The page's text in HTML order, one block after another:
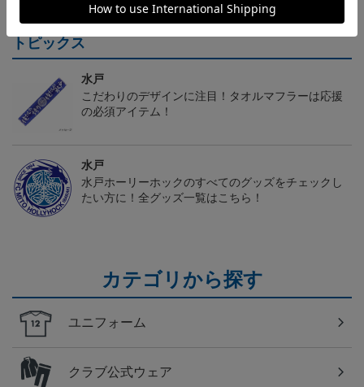
トピックス
水戸
こだわりのデザインに注目！タオルマフラーは応援
の必須アイテム！
水戸
水戸ホーリーホックのすべてのグッズをチェックし
たい方に！全グッズ一覧はこちら！
カテゴリから探す
ユニフォーム
クラブ公式ウェア